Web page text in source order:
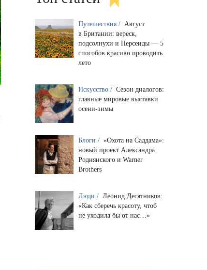
Путешествия / Август
в Британии: вереск,
подсолнухи и Персеиды — 5
способов красиво проводить
лето
Искусство / Сезон диалогов:
главные мировые выставки
осени-зимы
Блоги / «Охота на Саддама»:
новый проект Александра
Роднянского и Warner
Brothers
Люди / Леонид Десятников:
«Как сберечь красоту, чтоб
не уходила бы от нас…»